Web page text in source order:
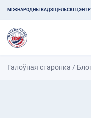
МІЖНАРОДНЫ ВАДЗІЦЕЛЬСКІ ЦЭНТР
Галоўная старонка /